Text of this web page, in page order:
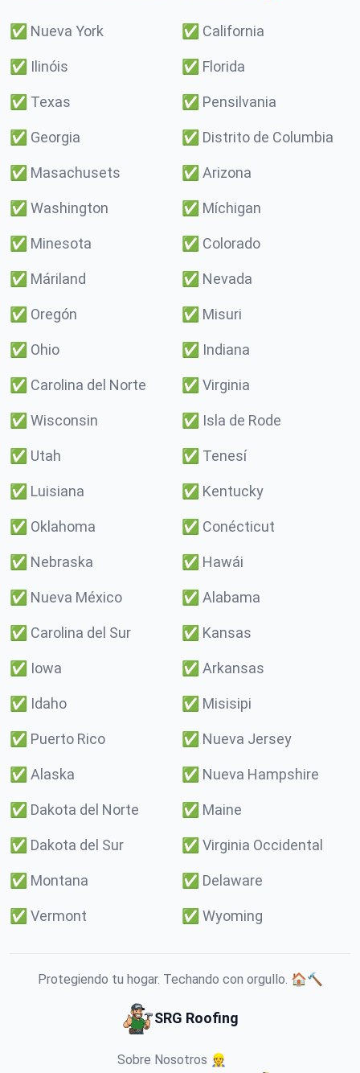
✅ Nueva York ✅ California
✅ Ilinóis ✅ Florida
✅ Texas ✅ Pensilvania
✅ Georgia ✅ Distrito de Columbia
✅ Masachusets ✅ Arizona
✅ Washington ✅ Míchigan
✅ Minesota ✅ Colorado
✅ Máriland ✅ Nevada
✅ Oregón ✅ Misuri
✅ Ohio ✅ Indiana
✅ Carolina del Norte ✅ Virginia
✅ Wisconsin ✅ Isla de Rode
✅ Utah ✅ Tenesí
✅ Luisiana ✅ Kentucky
✅ Oklahoma ✅ Conécticut
✅ Nebraska ✅ Hawái
✅ Nueva México ✅ Alabama
✅ Carolina del Sur ✅ Kansas
✅ Iowa ✅ Arkansas
✅ Idaho ✅ Misisipi
✅ Puerto Rico ✅ Nueva Jersey
✅ Alaska ✅ Nueva Hampshire
✅ Dakota del Norte ✅ Maine
✅ Dakota del Sur ✅ Virginia Occidental
✅ Montana ✅ Delaware
✅ Vermont ✅ Wyoming
Protegiendo tu hogar. Techando con orgullo. 🏠🔨
SRG Roofing
Sobre Nosotros 👷